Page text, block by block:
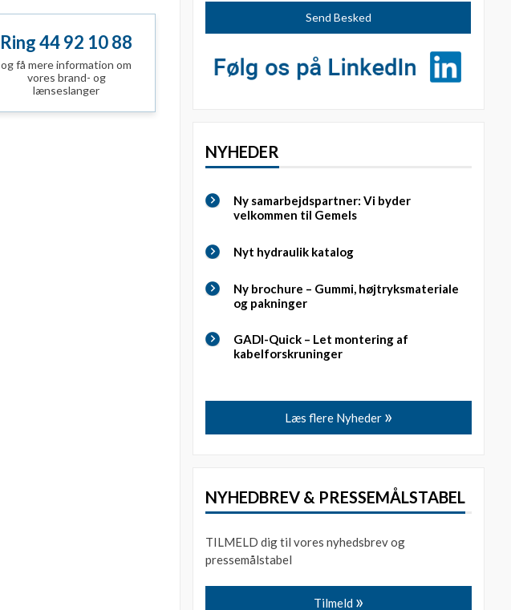
Ring 44 92 10 88
og få mere information om
vores brand- og
lænseslanger
NYHEDER
Ny samarbejdspartner: Vi byder
velkommen til Gemels
Nyt hydraulik katalog
Ny brochure – Gummi, højtryksmateriale
og pakninger
GADI-Quick – Let montering af
kabelforskruninger
Læs flere Nyheder
NYHEDBREV & PRESSEMÅLSTABEL
TILMELD dig til vores nyhedsbrev og
pressemålstabel
Tilmeld